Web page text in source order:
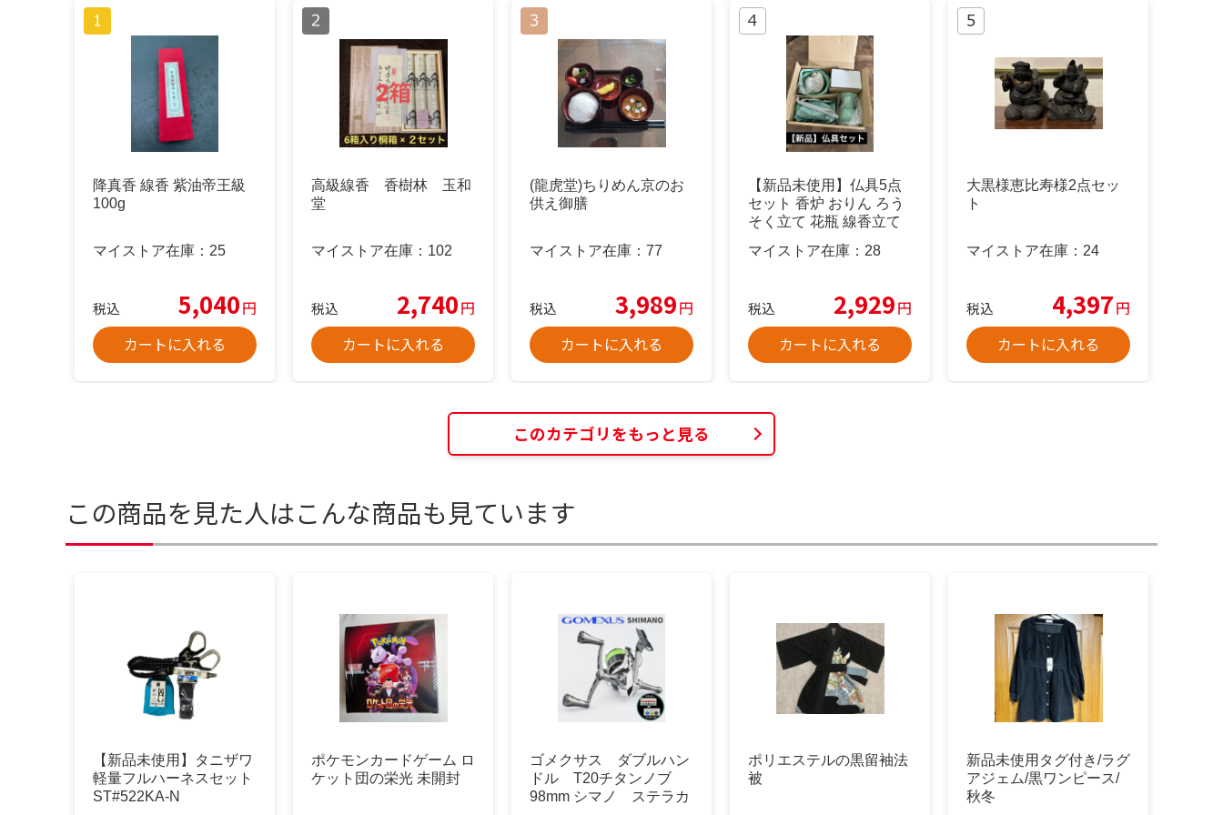
降真香 線香 紫油帝王級
100g
マイストア在庫： 25
税込 5,040円
カートに入れる
高級線香 香樹林 玉和
堂
マイストア在庫： 102
税込 2,740円
カートに入れる
(龍虎堂)ちりめん京のお
供え御膳
マイストア在庫： 77
税込 3,989円
カートに入れる
【新品未使用】仏具5点
セット 香炉 おりん ろう
そく立て 花瓶 線香立て
マイストア在庫： 28
税込 2,929円
カートに入れる
大黒様恵比寿様2点セッ
ト
マイストア在庫： 24
税込 4,397円
カートに入れる
このカテゴリをもっと見る
この商品を見た人はこんな商品も見ています
【新品未使用】タニザワ
軽量フルハーネスセット
ST#522KA-N
ポケモンカードゲーム ロ
ケット団の栄光 未開封
ゴメクサス ダブルハン
ドル T20チタンノブ
98mm シマノ ステラカ
ポリエステルの黒留袖法
被
新品未使用タグ付き/ラグ
アジェム/黒ワンピース/
秋冬